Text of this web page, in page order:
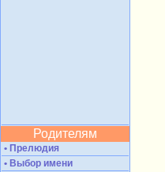
Родителям
• Прелюдия
• Выбор имени